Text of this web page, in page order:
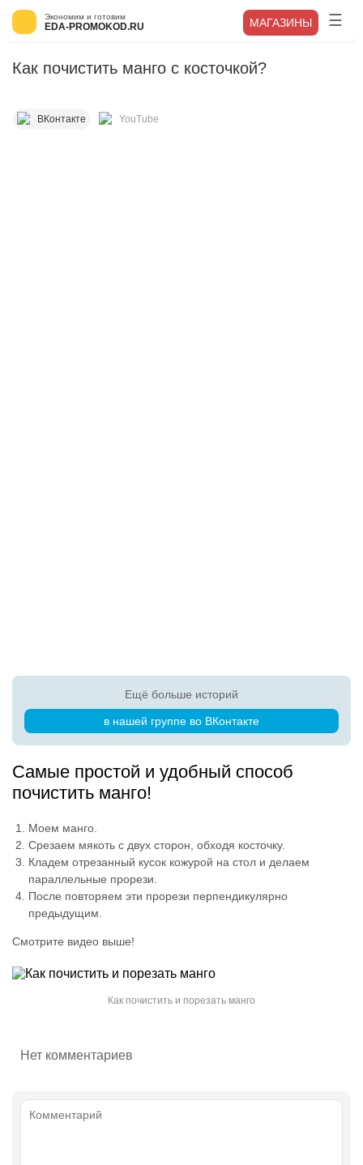
Экономим и готовим
EDA-PROMOKOD.RU МАГАЗИНЫ
Как почистить манго с косточкой?
ВКонтакте YouTube
Ещё больше историй
в нашей группе во ВКонтакте
Самые простой и удобный способ
почистить манго!
Моем манго.
Срезаем мякоть с двух сторон, обходя косточку.
Кладем отрезанный кусок кожурой на стол и делаем
параллельные прорези.
После повторяем эти прорези перпендикулярно
предыдущим.
Смотрите видео выше!
Как почистить и порезать манго
Нет комментариев